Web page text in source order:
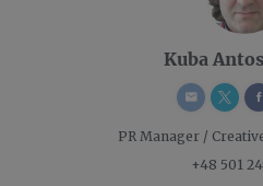
Kuba
PR Manager /
+48 501